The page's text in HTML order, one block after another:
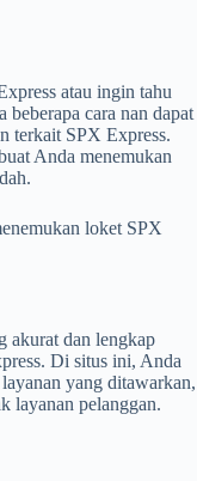
atau ingin tahu
cara nan dapat
terkait SPX Express.
Anda menemukan
loket SPX
akurat dan lengkap
Di situs ini, Anda
yang ditawarkan,
layanan pelanggan.